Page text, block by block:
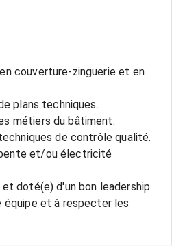
couverture-zinguerie et en
plans techniques.
métiers du bâtiment.
de contrôle qualité.
et/ou électricité
doté(e) d'un bon leadership.
équipe et à respecter les